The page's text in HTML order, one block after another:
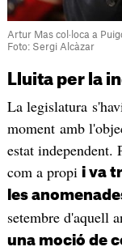
Artur Mas col·loca a
Foto: Sergi Alcàzar
Lluita per la
La legislatura
moment amb
estat independent.
com a propi i va
les
setembre d'aquell
una moció de